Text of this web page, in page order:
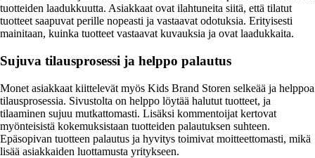
tuotteiden laadukkuutta. Asiakkaat ovat ilahtuneita siitä, että tilatut
tuotteet saapuvat perille nopeasti ja vastaavat odotuksia. Erityisesti
mainitaan, kuinka tuotteet vastaavat kuvauksia ja ovat laadukkaita.
Sujuva tilausprosessi ja helppo palautus
Monet asiakkaat kiittelevät myös Kids Brand Storen selkeää ja helppoa
tilausprosessia. Sivustolta on helppo löytää halutut tuotteet, ja
tilaaminen sujuu mutkattomasti. Lisäksi kommentoijat kertovat
myönteisistä kokemuksistaan tuotteiden palautuksen suhteen.
Epäsopivan tuotteen palautus ja hyvitys toimivat moitteettomasti, mikä
lisää asiakkaiden luottamusta yritykseen.